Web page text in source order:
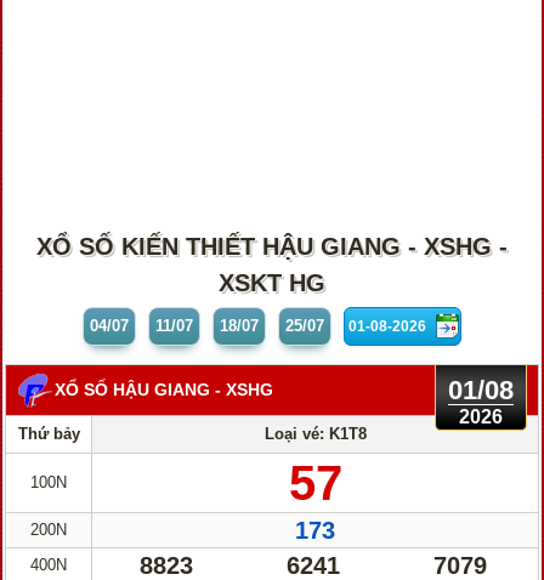
XỔ SỐ KIẾN THIẾT HẬU GIANG - XSHG -
XSKT HG
04/07 11/07 18/07 25/07
XỔ SỐ HẬU GIANG - XSHG 01/08
2026
Thứ bảy Loại vé: K1T8
100N 57
200N 173
400N 8823 6241 7079